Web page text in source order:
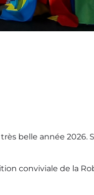
belle année 2026.
conviviale de la